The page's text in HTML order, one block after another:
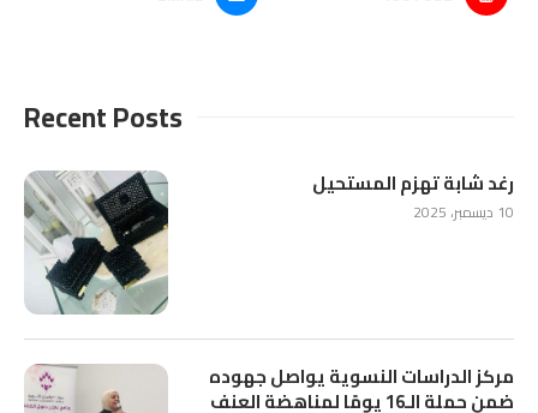
Recent Posts
رغد شابة تهزم المستحيل
10 ديسمبر، 2025
مركز الدراسات النسوية يواصل جهوده
ضمن حملة الـ16 يومًا لمناهضة العنف